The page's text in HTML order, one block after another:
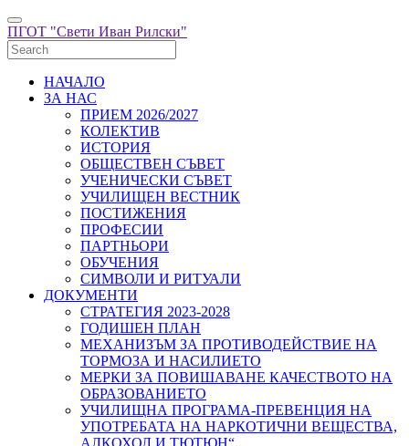
ПГОТ "Свети Иван Рилски"
НАЧАЛО
ЗА НАС
ПРИЕМ 2026/2027
КОЛЕКТИВ
ИСТОРИЯ
ОБЩЕСТВЕН СЪВЕТ
УЧЕНИЧЕСКИ СЪВЕТ
УЧИЛИЩЕН ВЕСТНИК
ПОСТИЖЕНИЯ
ПРОФЕСИИ
ПАРТНЬОРИ
ОБУЧЕНИЯ
СИМВОЛИ И РИТУАЛИ
ДОКУМЕНТИ
СТРАТЕГИЯ 2023-2028
ГОДИШЕН ПЛАН
МЕХАНИЗЪМ ЗА ПРОТИВОДЕЙСТВИЕ НА
ТОРМОЗА И НАСИЛИЕТО
МЕРКИ ЗА ПОВИШАВАНЕ КАЧЕСТВОТО НА
ОБРАЗОВАНИЕТО
УЧИЛИЩНА ПРОГРАМА-ПРЕВЕНЦИЯ НА
УПОТРЕБАТА НА НАРКОТИЧНИ ВЕЩЕСТВА,
АЛКОХОЛ И ТЮТЮН“